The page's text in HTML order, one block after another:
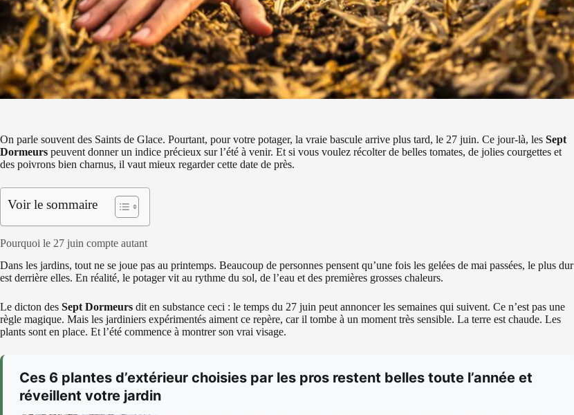
On parle souvent des Saints de Glace. Pourtant, pour votre potager, la vraie bascule arrive plus tard, le 27 juin. Ce jour-là, les Sept
Dormeurs peuvent donner un indice précieux sur l’été à venir. Et si vous voulez récolter de belles tomates, de jolies courgettes et
des poivrons bien charnus, il vaut mieux regarder cette date de près.
Voir le sommaire
Pourquoi le 27 juin compte autant
Dans les jardins, tout ne se joue pas au printemps. Beaucoup de personnes pensent qu’une fois les gelées de mai passées, le plus dur
est derrière elles. En réalité, le potager vit au rythme du sol, de l’eau et des premières grosses chaleurs.
Le dicton des Sept Dormeurs dit en substance ceci : le temps du 27 juin peut annoncer les semaines qui suivent. Ce n’est pas une
règle magique. Mais les jardiniers expérimentés aiment ce repère, car il tombe à un moment très sensible. La terre est chaude. Les
plants sont en place. Et l’été commence à montrer son vrai visage.
Ces 6 plantes d’extérieur choisies par les pros restent belles toute l’année et
réveillent votre jardin